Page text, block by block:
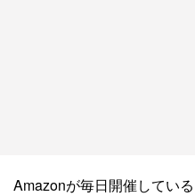
Amazonが毎日開催している